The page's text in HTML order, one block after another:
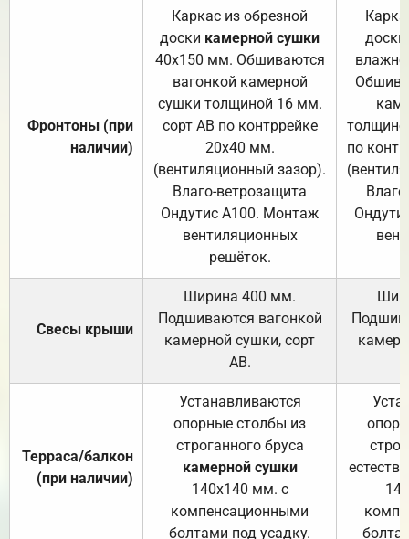
Фронтоны (при
наличии)
Каркас из обрезной
доски камерной сушки
40х150 мм. Обшиваются
вагонкой камерной
сушки толщиной 16 мм.
сорт АВ по контррейке
20х40 мм.
(вентиляционный зазор).
Влаго-ветрозащита
Ондутис А100. Монтаж
вентиляционных
решёток.
доски
по
Свесы крыши
Ширина 400 мм.
Подшиваются вагонкой
камерной сушки, сорт
АВ.
Терраса/балкон
(при наличии)
Устанавливаются
опорные столбы из
строганного бруса
камерной сушки
140х140 мм. с
компенсационными
болтами под усадку.